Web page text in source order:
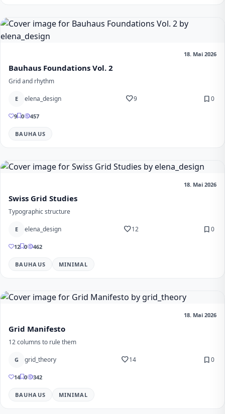
18. Mai 2026
Bauhaus Foundations Vol. 2
Grid and rhythm
E elena_design favorite9 bookmark0
9 0 457
BAUHAUS
18. Mai 2026
Swiss Grid Studies
Typographic structure
E elena_design favorite12 bookmark0
12 0 462
BAUHAUS MINIMAL
18. Mai 2026
Grid Manifesto
12 columns to rule them
G grid_theory favorite14 bookmark0
14 0 342
BAUHAUS MINIMAL